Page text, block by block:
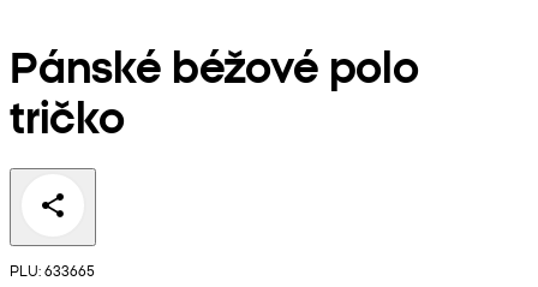
Pánské béžové polo
tričko
PLU: 633665